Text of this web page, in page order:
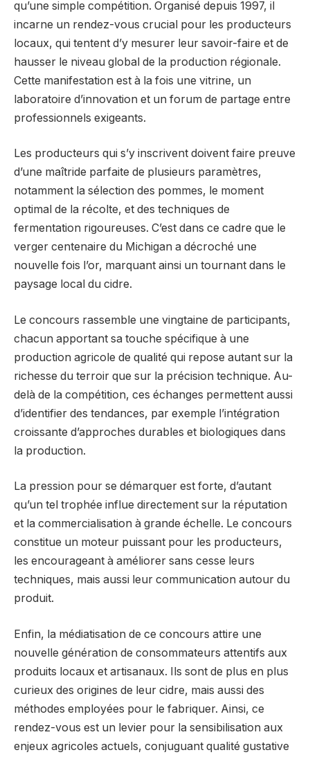
qu’une simple compétition. Organisé depuis 1997, il
incarne un rendez-vous crucial pour les producteurs
locaux, qui tentent d’y mesurer leur savoir-faire et de
hausser le niveau global de la production régionale.
Cette manifestation est à la fois une vitrine, un
laboratoire d’innovation et un forum de partage entre
professionnels exigeants.
Les producteurs qui s’y inscrivent doivent faire preuve
d’une maîtride parfaite de plusieurs paramètres,
notamment la sélection des pommes, le moment
optimal de la récolte, et des techniques de
fermentation rigoureuses. C’est dans ce cadre que le
verger centenaire du Michigan a décroché une
nouvelle fois l’or, marquant ainsi un tournant dans le
paysage local du cidre.
Le concours rassemble une vingtaine de participants,
chacun apportant sa touche spécifique à une
production agricole de qualité qui repose autant sur la
richesse du terroir que sur la précision technique. Au-
delà de la compétition, ces échanges permettent aussi
d’identifier des tendances, par exemple l’intégration
croissante d’approches durables et biologiques dans
la production.
La pression pour se démarquer est forte, d’autant
qu’un tel trophée influe directement sur la réputation
et la commercialisation à grande échelle. Le concours
constitue un moteur puissant pour les producteurs,
les encourageant à améliorer sans cesse leurs
techniques, mais aussi leur communication autour du
produit.
Enfin, la médiatisation de ce concours attire une
nouvelle génération de consommateurs attentifs aux
produits locaux et artisanaux. Ils sont de plus en plus
curieux des origines de leur cidre, mais aussi des
méthodes employées pour le fabriquer. Ainsi, ce
rendez-vous est un levier pour la sensibilisation aux
enjeux agricoles actuels, conjuguant qualité gustative